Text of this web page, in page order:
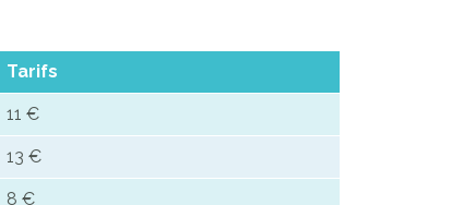
Tarifs
11 €
13 €
8 €